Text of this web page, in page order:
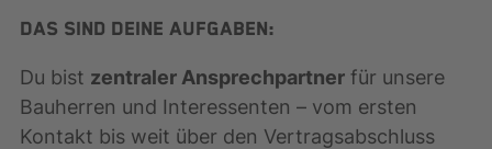
Das sind Deine Aufgaben:
Du bist zentraler Ansprechpartner für unsere
Bauherren und Interessenten – vom ersten
Kontakt bis weit über den Vertragsabschluss